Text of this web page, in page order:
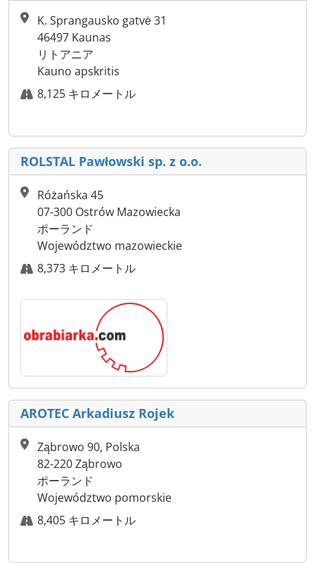
K. Sprangausko gatvė 31
46497 Kaunas
リトアニア
Kauno apskritis
8,125 キロメートル
ROLSTAL Pawłowski sp. z o.o.
Różańska 45
07-300 Ostrów Mazowiecka
ポーランド
Województwo mazowieckie
8,373 キロメートル
AROTEC Arkadiusz Rojek
Ząbrowo 90, Polska
82-220 Ząbrowo
ポーランド
Województwo pomorskie
8,405 キロメートル